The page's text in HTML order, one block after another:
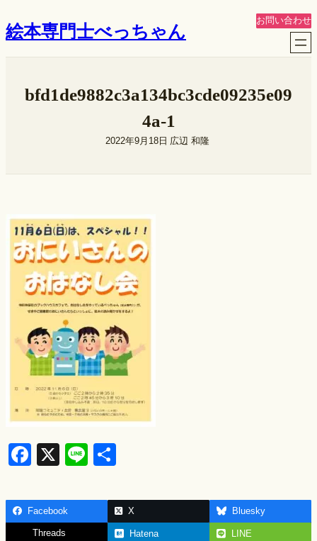
容
絵本専門士べっちゃん
お問い合わせ
bfd1de9882c3a134bc3cde09235e09
4a-1
2022年9月18日 広辺 和隆
F
c
e
X
Li
e
ar
e
Facebook X Bluesky
Threads Hatena LINE